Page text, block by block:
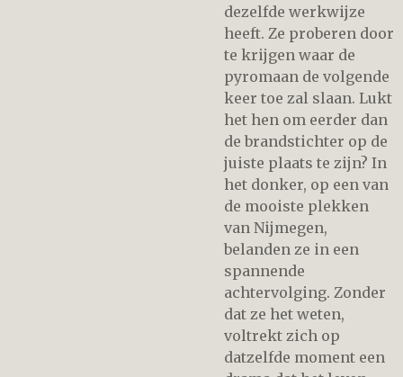
dezelfde werkwijze
heeft. Ze proberen door
te krijgen waar de
pyromaan de volgende
keer toe zal slaan. Lukt
het hen om eerder dan
de brandstichter op de
juiste plaats te zijn? In
het donker, op een van
de mooiste plekken
van Nijmegen,
belanden ze in een
spannende
achtervolging. Zonder
dat ze het weten,
voltrekt zich op
datzelfde moment een